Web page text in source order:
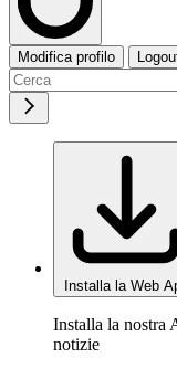
Modifica profilo
Installa la Web
Installa la nostra
notizie